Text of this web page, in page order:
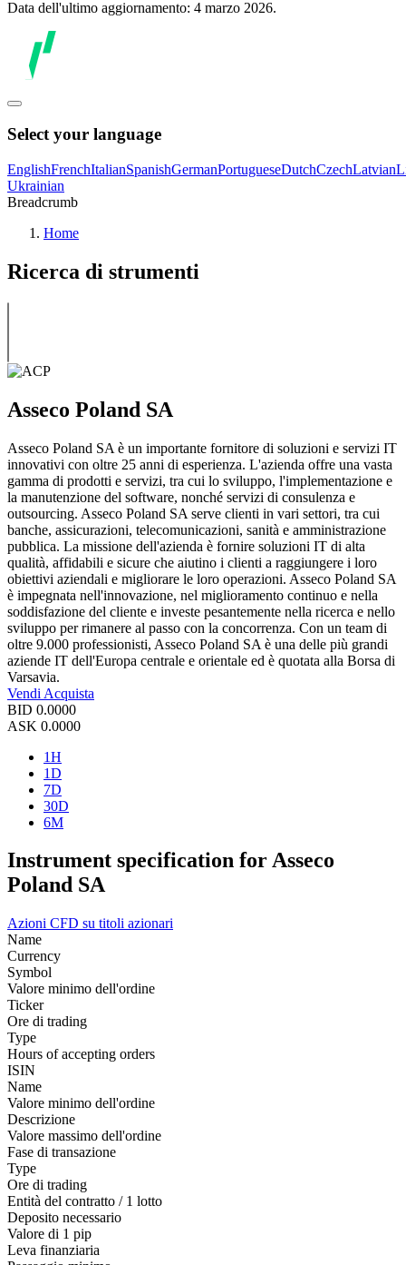
Data dell'ultimo aggiornamento: 4 marzo 2026.
Select your language
EnglishFrenchItalianSpanishGermanPortugueseDutchCzechLatvian
Ukrainian
Breadcrumb
Home
Ricerca di strumenti
Asseco Poland SA
Asseco Poland SA è un importante fornitore di soluzioni e servizi IT
innovativi con oltre 25 anni di esperienza. L'azienda offre una vasta
gamma di prodotti e servizi, tra cui lo sviluppo, l'implementazione e
la manutenzione del software, nonché servizi di consulenza e
outsourcing. Asseco Poland SA serve clienti in vari settori, tra cui
banche, assicurazioni, telecomunicazioni, sanità e amministrazione
pubblica. La missione dell'azienda è fornire soluzioni IT di alta
qualità, affidabili e sicure che aiutino i clienti a raggiungere i loro
obiettivi aziendali e migliorare le loro operazioni. Asseco Poland SA
è impegnata nell'innovazione, nel miglioramento continuo e nella
soddisfazione del cliente e investe pesantemente nella ricerca e nello
sviluppo per rimanere al passo con la concorrenza. Con un team di
oltre 9.000 professionisti, Asseco Poland SA è una delle più grandi
aziende IT dell'Europa centrale e orientale ed è quotata alla Borsa di
Varsavia.
Vendi Acquista
BID 0.0000
ASK 0.0000
1H
1D
7D
30D
6M
Instrument specification for Asseco
Poland SA
Azioni CFD su titoli azionari
Name
Currency
Symbol
Valore minimo dell'ordine
Ticker
Ore di trading
Type
Hours of accepting orders
ISIN
Name
Valore minimo dell'ordine
Descrizione
Valore massimo dell'ordine
Fase di transazione
Type
Ore di trading
Entità del contratto / 1 lotto
Deposito necessario
Valore di 1 pip
Leva finanziaria